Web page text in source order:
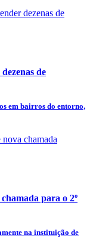
de
em bairros do entorno,
para o 2º
na instituição de